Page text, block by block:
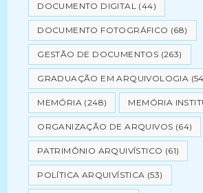
DOCUMENTO DIGITAL (44)
DOCUMENTO FOTOGRÁFICO (68)
GESTÃO DE DOCUMENTOS (263)
GRADUAÇÃO EM ARQUIVOLOGIA
MEMÓRIA (248) MEMÓRIA
ORGANIZAÇÃO DE ARQUIVOS (64)
PATRIMÔNIO ARQUIVÍSTICO (61)
POLÍTICA ARQUIVÍSTICA (53)